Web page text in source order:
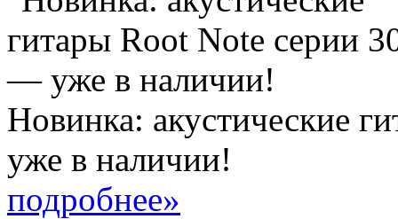
Новинка: акустические
уже в наличии!
подробнее»